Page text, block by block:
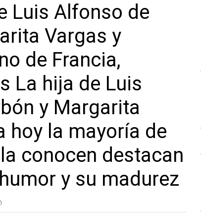
Luis Alfonso de
Vargas y
de Francia,
La hija de Luis
y Margarita
hoy la mayoría de
conocen destacan
y su madurez